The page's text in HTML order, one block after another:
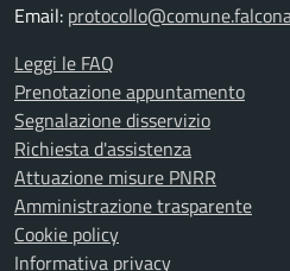
Email:
Leggi le FAQ
Prenotazione appuntamento
Segnalazione disservizio
Richiesta d'assistenza
Attuazione misure PNRR
Amministrazione trasparente
Cookie policy
Informativa privacy